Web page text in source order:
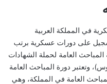
في المملكة العربية
على دورات عسكرية برتب
العامة لحملة الشهادات
وتعتبر دورة المباحث العامة
العامة في المملكة، وهي